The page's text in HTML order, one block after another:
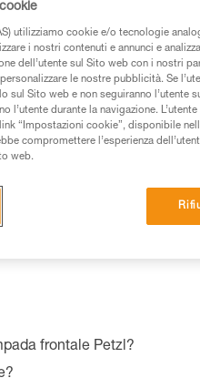
le
della sua capacità, le
le sue prestazioni
frontale Petzl?
utilizziamo cookie e/o tecnologie
i nostri contenuti e annunci e
dell’utente sul Sito web con i nostri
le nostre pubblicità. Se
sul Sito web e non seguiranno l’utente
l’utente durante la navigazione.
“Impostazioni cookie”, disponibile
compromettere l’esperienza
web.